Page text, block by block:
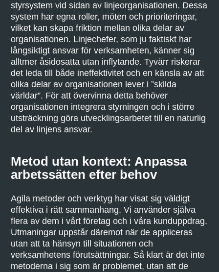
styrsystem vid sidan av linjeorganisationen. Dessa
system har egna roller, möten och prioriteringar,
vilket kan skapa friktion mellan olika delar av
organisationen. Linjechefer, som ju faktiskt har
långsiktigt ansvar för verksamheten, känner sig
alltmer åsidosatta utan inflytande. Tyvärr riskerar
det leda till både ineffektivitet och en känsla av att
olika delar av organisationen lever i ”skilda
världar”. För att övervinna detta behöver
organisationen integrera styrningen och i större
utsträckning göra utvecklingsarbetet till en naturlig
del av linjens ansvar.
Metod utan kontext: Anpassa
arbetssätten efter behov
Agila metoder och verktyg har visat sig väldigt
effektiva i rätt sammanhang. Vi använder själva
flera av dem i vårt företag och i våra kunduppdrag.
Utmaningar uppstår däremot när de appliceras
utan att ta hänsyn till situationen och
verksamhetens förutsättningar. Så klart är det inte
metoderna i sig som är problemet, utan att de